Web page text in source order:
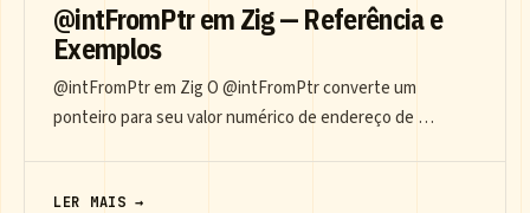
@intFromPtr em Zig — Referência e
Exemplos
@intFromPtr em Zig O @intFromPtr converte um
ponteiro para seu valor numérico de endereço de …
LER MAIS →